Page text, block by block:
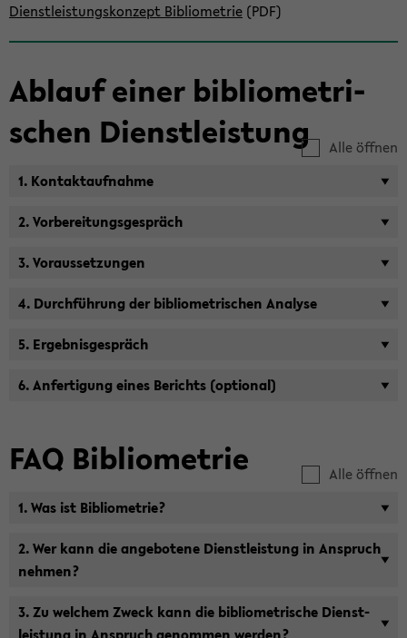
Dienst­leis­tungs­kon­zept Bi­blio­me­trie (PDF)
Ab­lauf einer bi­blio­me­tri­
schen Dienst­leis­tung
Alle öffnen
1. Kon­takt­auf­nah­me
2. Vor­be­rei­tungs­ge­spräch
3. Vor­aus­set­zun­gen
4. Durch­füh­rung der bi­blio­me­tri­schen Ana­ly­se
5. Er­geb­nis­ge­spräch
6. An­fer­ti­gung eines Be­richts (op­tio­nal)
FAQ Bi­blio­me­trie
Alle öffnen
1. Was ist Bi­blio­me­trie?
2. Wer kann die an­ge­bo­te­ne Dienst­leis­tung in An­spruch
neh­men?
3. Zu wel­chem Zweck kann die bi­blio­me­tri­sche Dienst­